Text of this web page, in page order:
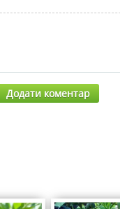
Додати коментар